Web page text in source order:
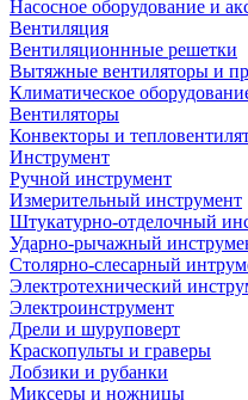
Насосное оборудование и
Вентиляция
Вентиляционнные решетки
Вытяжные вентиляторы и
Климатическое
Вентиляторы
Конвекторы и
Инструмент
Ручной инструмент
Измерительный инструмент
Штукатурно-отделочный
Ударно-рычажный
Столярно-слесарный
Электротехнический
Электроинструмент
Дрели и шуруповерт
Краскопульты и граверы
Лобзики и рубанки
Миксеры и ножницы